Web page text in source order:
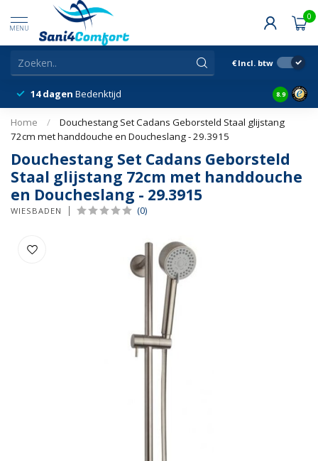
MENU
0
€ Incl. btw
14 dagen Bedenktijd Snelle
8.9
Home /
Douchestang Set Cadans Geborsteld Staal glijstang
72cm met handdouche en Doucheslang - 29.3915
Douchestang Set Cadans Geborsteld
Staal glijstang 72cm met handdouche
en Doucheslang - 29.3915
WIESBADEN (0)